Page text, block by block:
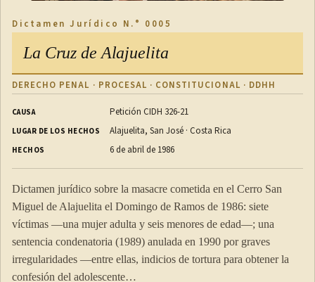
Dictamen Jurídico N.° 0005
La Cruz de Alajuelita
DERECHO PENAL · PROCESAL · CONSTITUCIONAL · DDHH
CAUSA Petición CIDH 326-21
LUGAR DE LOS HECHOS Alajuelita, San José · Costa Rica
HECHOS 6 de abril de 1986
Dictamen jurídico sobre la masacre cometida en el Cerro San
Miguel de Alajuelita el Domingo de Ramos de 1986: siete
víctimas —una mujer adulta y seis menores de edad—; una
sentencia condenatoria (1989) anulada en 1990 por graves
irregularidades —entre ellas, indicios de tortura para obtener la
confesión del adolescente…